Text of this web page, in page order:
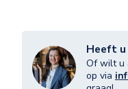
Heeft u
Of wilt u
op via